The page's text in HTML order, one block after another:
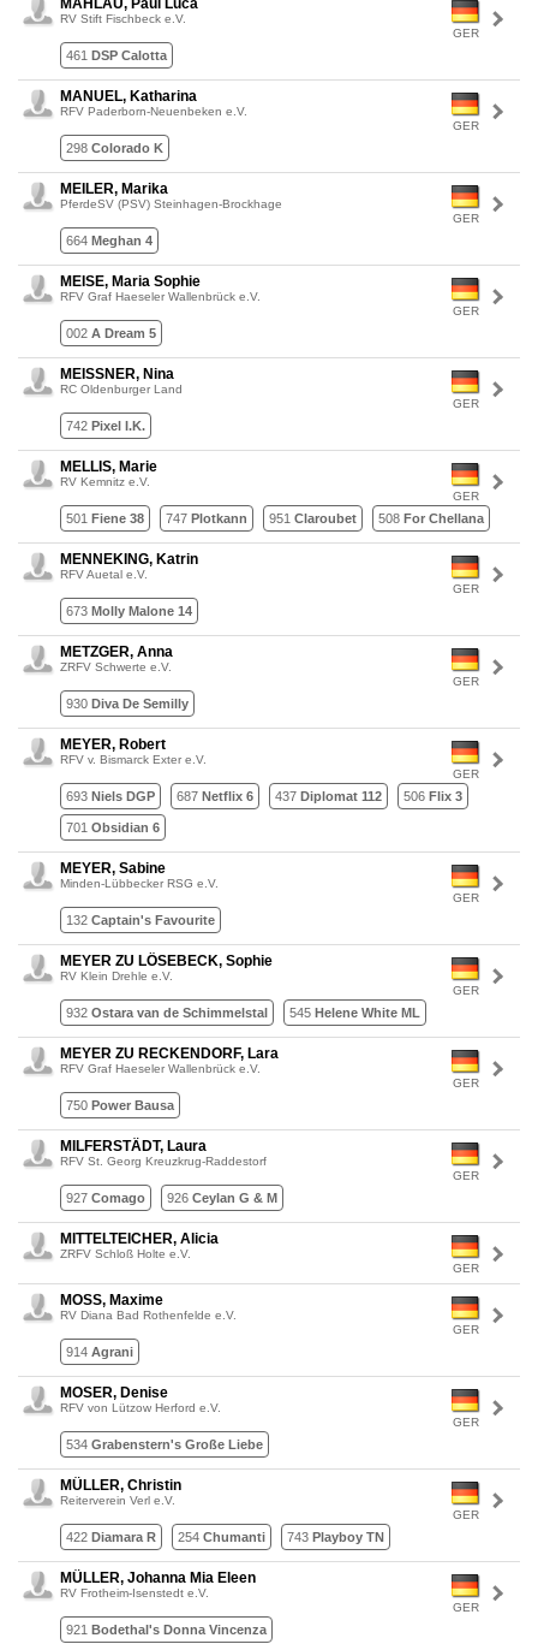
GER
MAHLAU, Paul Luca
RV Stift Fischbeck e.V.
461 DSP Calotta
GER
MANUEL, Katharina
RFV Paderborn-Neuenbeken e.V.
298 Colorado K
GER
MEILER, Marika
PferdeSV (PSV) Steinhagen-Brockhage
664 Meghan 4
GER
MEISE, Maria Sophie
RFV Graf Haeseler Wallenbrück e.V.
002 A Dream 5
GER
MEISSNER, Nina
RC Oldenburger Land
742 Pixel I.K.
GER
MELLIS, Marie
RV Kemnitz e.V.
501 Fiene 38 747 Plotkann 951 Claroubet 508 For Chellana
GER
MENNEKING, Katrin
RFV Auetal e.V.
673 Molly Malone 14
GER
METZGER, Anna
ZRFV Schwerte e.V.
930 Diva De Semilly
GER
MEYER, Robert
RFV v. Bismarck Exter e.V.
693 Niels DGP 687 Netflix 6 437 Diplomat 112 506 Flix 3
701 Obsidian 6
GER
MEYER, Sabine
Minden-Lübbecker RSG e.V.
132 Captain's Favourite
GER
MEYER ZU LÖSEBECK, Sophie
RV Klein Drehle e.V.
932 Ostara van de Schimmelstal 545 Helene White ML
GER
MEYER ZU RECKENDORF, Lara
RFV Graf Haeseler Wallenbrück e.V.
750 Power Bausa
GER
MILFERSTÄDT, Laura
RFV St. Georg Kreuzkrug-Raddestorf
927 Comago 926 Ceylan G & M
GER
MITTELTEICHER, Alicia
ZRFV Schloß Holte e.V.
GER
MOSS, Maxime
RV Diana Bad Rothenfelde e.V.
914 Agrani
GER
MOSER, Denise
RFV von Lützow Herford e.V.
534 Grabenstern's Große Liebe
GER
MÜLLER, Christin
Reiterverein Verl e.V.
422 Diamara R 254 Chumanti 743 Playboy TN
GER
MÜLLER, Johanna Mia Eleen
RV Frotheim-Isenstedt e.V.
921 Bodethal's Donna Vincenza